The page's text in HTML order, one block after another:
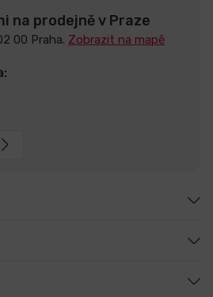
na prodejně v Praze
00 Praha. Zobrazit na mapě